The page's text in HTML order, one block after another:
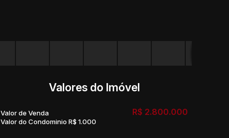
Valores do Imóvel
R$ 2.800.000
Valor de Venda
Valor do Condominio R$ 1.000